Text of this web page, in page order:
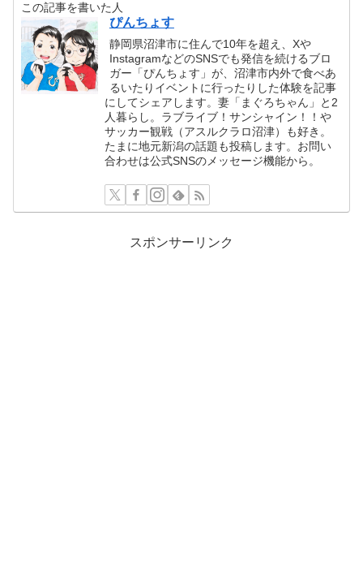
この記事を書いた人
ぴんちょす
静岡県沼津市に住んで10年を超え、Xや
InstagramなどのSNSでも発信を続けるブロ
ガー「ぴんちょす」が、沼津市内外で食べあ
るいたりイベントに行ったりした体験を記事
にしてシェアします。妻「まぐろちゃん」と2
人暮らし。ラブライブ！サンシャイン！！や
サッカー観戦（アスルクラロ沼津）も好き。
たまに地元新潟の話題も投稿します。お問い
合わせは公式SNSのメッセージ機能から。
スポンサーリンク